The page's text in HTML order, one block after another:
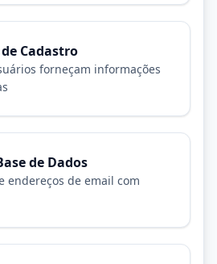
Cadastro
forneçam informações
de Dados
endereços de email com